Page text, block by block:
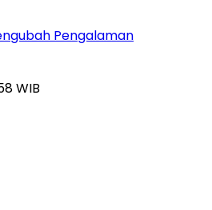
Pengalaman
WIB